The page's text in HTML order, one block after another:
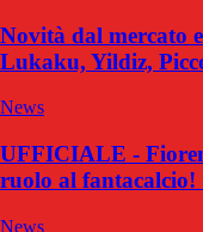
Novità dal mercato
Lukaku, Yildiz,
News
UFFICIALE -
ruolo al fantacalcio!
News